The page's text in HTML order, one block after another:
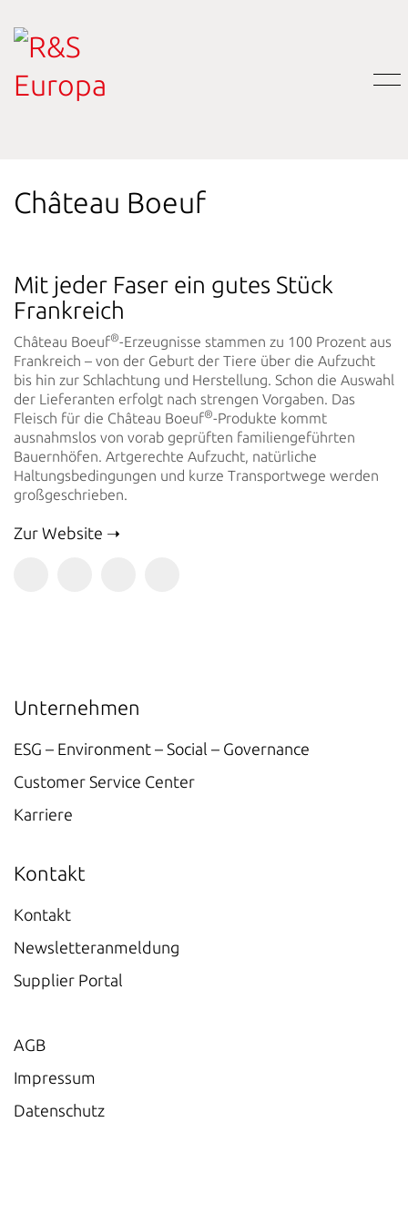
Château Boeuf
Mit jeder Faser ein gutes Stück
Frankreich
Château Boeuf®-Erzeugnisse stammen zu 100 Prozent aus
Frankreich – von der Geburt der Tiere über die Aufzucht
bis hin zur Schlachtung und Herstellung. Schon die Auswahl
der Lieferanten erfolgt nach strengen Vorgaben. Das
Fleisch für die Château Boeuf®-Produkte kommt
ausnahmslos von vorab geprüften familiengeführten
Bauernhöfen. Artgerechte Aufzucht, natürliche
Haltungsbedingungen und kurze Transportwege werden
großgeschrieben.
Zur Website
Unternehmen
ESG – Environment – Social – Governance
Customer Service Center
Karriere
Kontakt
Kontakt
Newsletteranmeldung
Supplier Portal
AGB
Impressum
Datenschutz